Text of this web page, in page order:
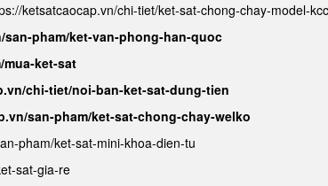
ketsatcaocap.vn/chi-tiet/ket-sat-chong-chay-model-
pham/ket-van-phong-han-quoc
ket-sat
chi-tiet/noi-ban-ket-sat-dung-tien
san-pham/ket-sat-chong-chay-welko
pham/ket-sat-mini-khoa-dien-tu
sat-gia-re